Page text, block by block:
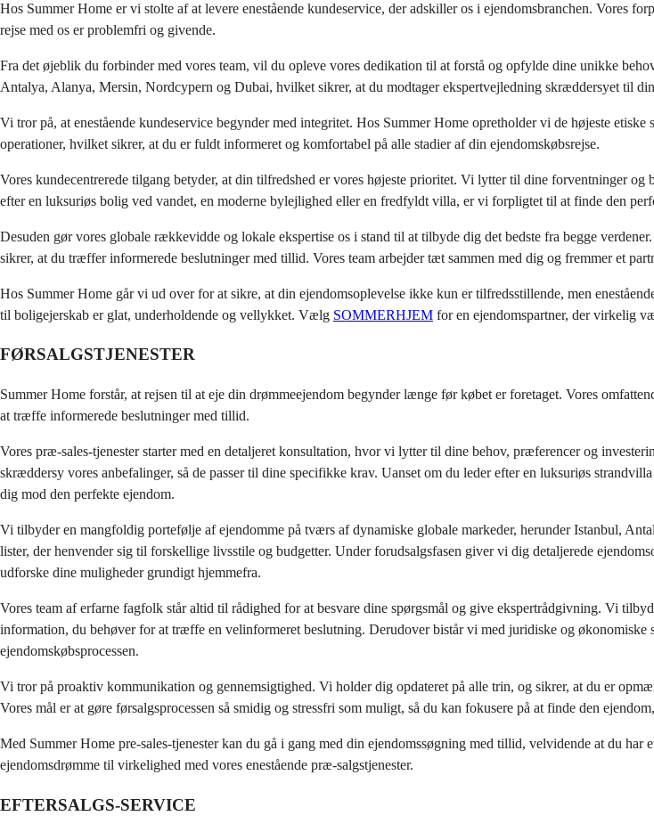
Hos Summer Home er vi stolte af at levere enestående kundeservice, der adskiller os i ejendomsbranchen. Vores
rejse med os er problemfri og givende.
Fra det øjeblik du forbinder med vores team, vil du opleve vores dedikation til at forstå og opfylde dine unikke
Antalya, Alanya, Mersin, Nordcypern og Dubai, hvilket sikrer, at du modtager ekspertvejledning skræddersyet til
Vi tror på, at enestående kundeservice begynder med integritet. Hos Summer Home opretholder vi de højeste
operationer, hvilket sikrer, at du er fuldt informeret og komfortabel på alle stadier af din ejendomskøbsrejse.
Vores kundecentrerede tilgang betyder, at din tilfredshed er vores højeste prioritet. Vi lytter til dine forventninger
efter en luksuriøs bolig ved vandet, en moderne bylejlighed eller en fredfyldt villa, er vi forpligtet til at finde den
Desuden gør vores globale rækkevidde og lokale ekspertise os i stand til at tilbyde dig det bedste fra begge
sikrer, at du træffer informerede beslutninger med tillid. Vores team arbejder tæt sammen med dig og fremmer et
Hos Summer Home går vi ud over for at sikre, at din ejendomsoplevelse ikke kun er tilfredsstillende, men
til boligejerskab er glat, underholdende og vellykket. Vælg SOMMERHJEM for en ejendomspartner, der virkelig
FØRSALGSTJENESTER
Summer Home forstår, at rejsen til at eje din drømmeejendom begynder længe før købet er foretaget. Vores
at træffe informerede beslutninger med tillid.
Vores præ-sales-tjenester starter med en detaljeret konsultation, hvor vi lytter til dine behov, præferencer og
skræddersy vores anbefalinger, så de passer til dine specifikke krav. Uanset om du leder efter en luksuriøs
dig mod den perfekte ejendom.
Vi tilbyder en mangfoldig portefølje af ejendomme på tværs af dynamiske globale markeder, herunder Istanbul,
lister, der henvender sig til forskellige livsstile og budgetter. Under forudsalgsfasen giver vi dig detaljerede
udforske dine muligheder grundigt hjemmefra.
Vores team af erfarne fagfolk står altid til rådighed for at besvare dine spørgsmål og give ekspertrådgivning. Vi
information, du behøver for at træffe en velinformeret beslutning. Derudover bistår vi med juridiske og
ejendomskøbsprocessen.
Vi tror på proaktiv kommunikation og gennemsigtighed. Vi holder dig opdateret på alle trin, og sikrer, at du er
Vores mål er at gøre førsalgsprocessen så smidig og stressfri som muligt, så du kan fokusere på at finde den
Med Summer Home pre-sales-tjenester kan du gå i gang med din ejendomssøgning med tillid, velvidende at du
ejendomsdrømme til virkelighed med vores enestående præ-salgstjenester.
EFTERSALGS-SERVICE